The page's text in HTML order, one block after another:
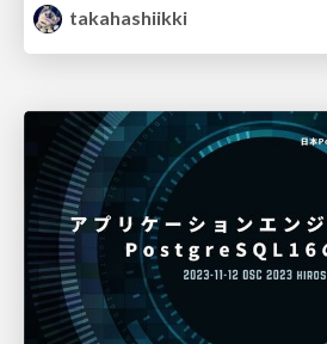
takahashiikki